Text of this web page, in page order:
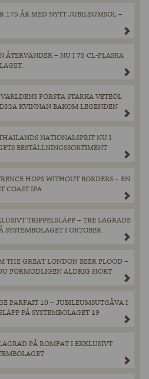
175 ÅR MED NYTT JUBILEUMSÖL –
ÅTERVÄNDER – NU I 75 CL-FLASKA
FÖRSTA STARKA VETEÖL
KVINNAN BAKOM LEGENDEN
NATIONALSPRIT NU I
BESTÄLLNINGSSORTIMENT
HOPS WITHOUT BORDERS – EN
COAST IPA
TRIPPELSLÄPP – TRE LAGRADE
SYSTEMBOLAGET I OKTOBER.
THE GREAT LONDON BEER FLOOD –
FÖRMODLIGEN ALDRIG HÖRT
PARFAIT 10 – JUBILEUMSUTGÅVA I
PÅ SYSTEMBOLAGET 19
PÅ ROMFAT I EXKLUSIVT